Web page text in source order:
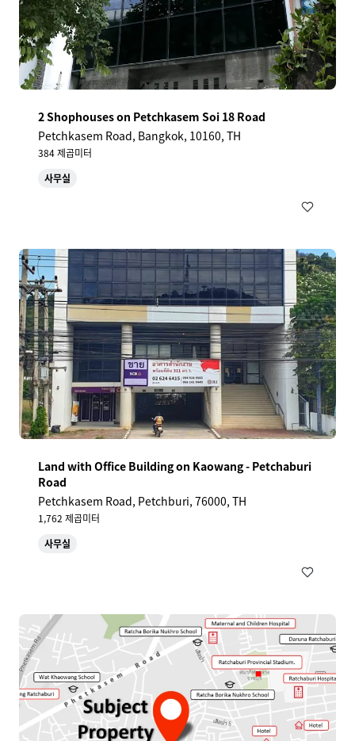
2 Shophouses on Petchkasem Soi 18 Road
Petchkasem Road, Bangkok, 10160, TH
384 제곱미터
사무실
Land with Office Building on Kaowang - Petchaburi
Road
Petchkasem Road, Petchburi, 76000, TH
1,762 제곱미터
사무실